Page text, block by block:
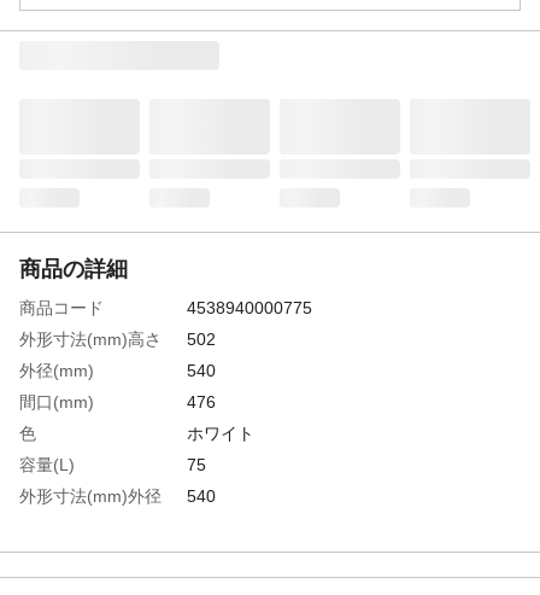
商品の詳細
商品コード
4538940000775
外形寸法(mm)高さ
502
外径(mm)
540
間口(mm)
476
色
ホワイト
容量(L)
75
外形寸法(mm)外径
540
重さ
3.600KG